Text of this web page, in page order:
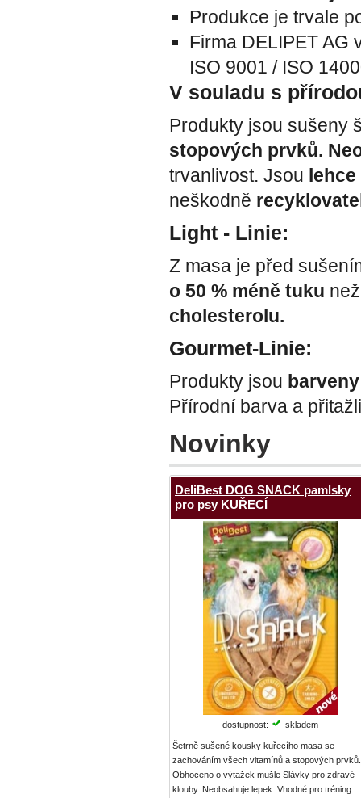
Produkce je trvale
Firma DELIPET
ISO 9001 / ISO
V souladu s
Produkty jsou sušeny
stopových prvků.
trvanlivost. Jsou
neškodně
Light - Linie:
Z masa je před
o 50 % méně tuku
cholesterolu.
Gourmet-Linie:
Produkty jsou
Přírodní barva a
Novinky
DeliBest DOG SNACK pamlsky
pro psy KUŘECÍ
dostupnost: skladem
Šetrně sušené kousky kuřecího masa se
zachováním všech vitamínů a stopových prvků.
Obhoceno o výtažek mušle Slávky pro zdravé
klouby. Neobsahuje lepek. Vhodné pro tréning